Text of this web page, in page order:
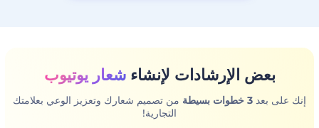
بعض الإرشادات لإنشاءشعار يوتيوب
إنك على بعد 3 خطوات بسيطة
من تصميم شعارك وتعزيز الوعي بعلامتك
التجارية!